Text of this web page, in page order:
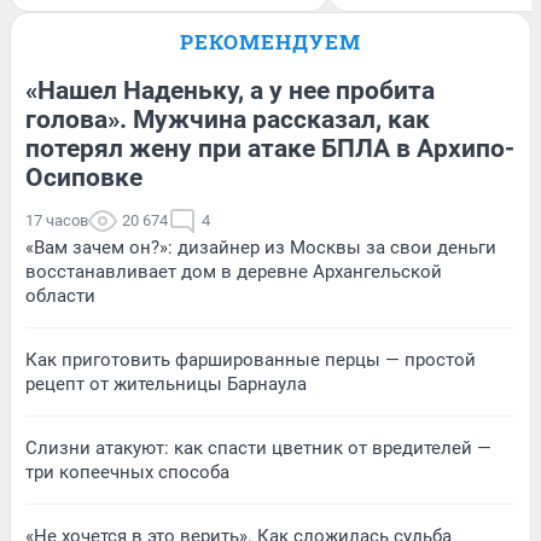
РЕКОМЕНДУЕМ
«Нашел Наденьку, а у нее пробита
голова». Мужчина рассказал, как
потерял жену при атаке БПЛА в Архипо-
Осиповке
17 часов 20 674 4
«Вам зачем он?»: дизайнер из Москвы за свои деньги
восстанавливает дом в деревне Архангельской
области
Как приготовить фаршированные перцы — простой
рецепт от жительницы Барнаула
Слизни атакуют: как спасти цветник от вредителей —
три копеечных способа
«Не хочется в это верить». Как сложилась судьба